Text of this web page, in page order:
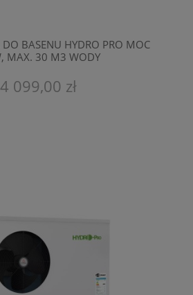
BASENU HYDRO PRO MOC
MAX. 30 M3 WODY
4 099,00 zł